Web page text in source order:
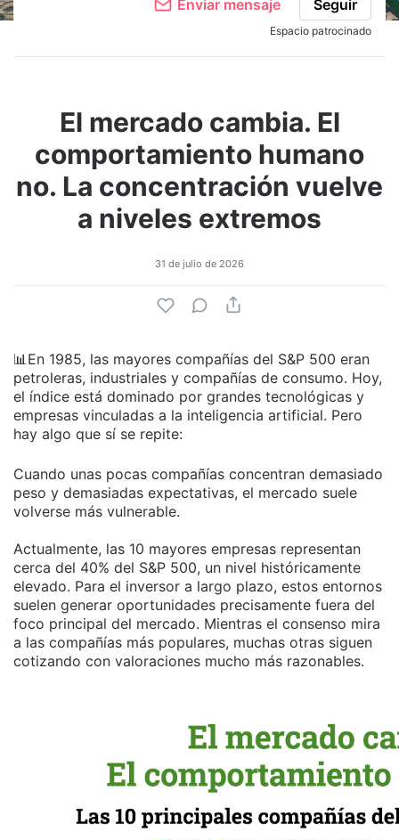
Enviar mensaje Seguir
Espacio patrocinado
El mercado cambia. El
comportamiento humano
no. La concentración vuelve
a niveles extremos
31 de julio de 2026
📊En 1985, las mayores compañías del S&P 500 eran
petroleras, industriales y compañías de consumo. Hoy,
el índice está dominado por grandes tecnológicas y
empresas vinculadas a la inteligencia artificial. Pero
hay algo que sí se repite:
Cuando unas pocas compañías concentran demasiado
peso y demasiadas expectativas, el mercado suele
volverse más vulnerable.
Actualmente, las 10 mayores empresas representan
cerca del 40% del S&P 500, un nivel históricamente
elevado. Para el inversor a largo plazo, estos entornos
suelen generar oportunidades precisamente fuera del
foco principal del mercado. Mientras el consenso mira
a las compañías más populares, muchas otras siguen
cotizando con valoraciones mucho más razonables.